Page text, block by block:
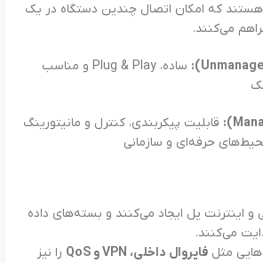
که امکان اتصال چندین دستگاه در یک
ساده، Plug & Play و مناسب
قابلیت پیکربندی، کنترل و مانیتورینگ
حرفه‌ای و سازمانی
و اینترنت پل ایجاد می‌کنند و بسته‌های داده
می‌کنند.
مثل فایروال داخلی، VPN و QoS
را نیز